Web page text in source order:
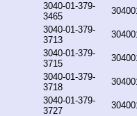
3040-01-379-
3465
3040-01-379-
3713
3040-01-379-
3715
3040-01-379-
3718
3040-01-379-
3727